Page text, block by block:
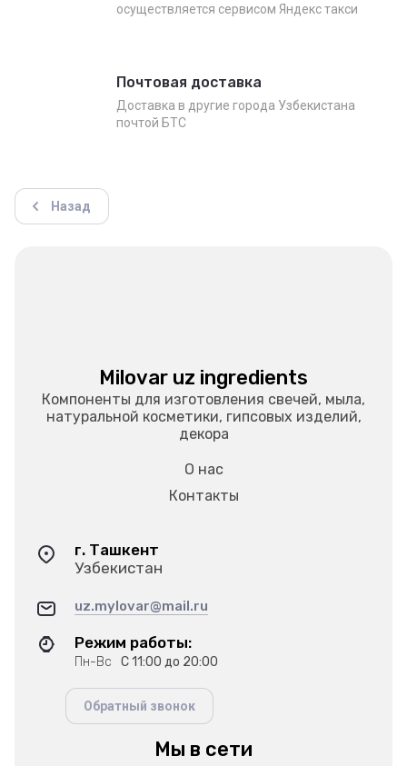
осуществляется сервисом Яндекс такси
Почтовая доставка
Доставка в другие города Узбекистана
почтой БТС
Назад
Milovar uz ingredients
Компоненты для изготовления свечей, мыла,
натуральной косметики, гипсовых изделий,
декора
О нас
Контакты
г. Ташкент
Узбекистан
uz.mylovar@mail.ru
Режим работы:
Пн-Вс С 11:00 до 20:00
Обратный звонок
Мы в сети